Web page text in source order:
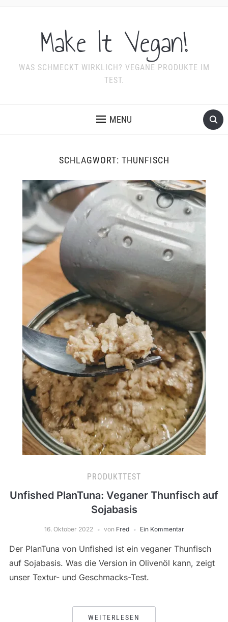
Make It Vegan!
WAS SCHMECKT WIRKLICH? VEGANE PRODUKTE IM
TEST.
MENU
SCHLAGWORT: THUNFISCH
PRODUKTTEST
Unfished PlanTuna: Veganer Thunfisch auf
Sojabasis
16. Oktober 2022 von Fred Ein Kommentar
Der PlanTuna von Unfished ist ein veganer Thunfisch
auf Sojabasis. Was die Version in Olivenöl kann, zeigt
unser Textur- und Geschmacks-Test.
WEITERLESEN